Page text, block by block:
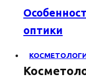
оптики